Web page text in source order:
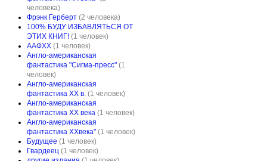
человека)
Фрэнк Герберт (2 человека)
100% БУДУ ИЗБАВЛЯТЬСЯ ОТ
ЭТИХ КНИГ! (1 человек)
ААФXX (1 человек)
Англо-американская
фантастика "Сигма-пресс" (1
человек)
Англо-американская
фантастика ХХ в. (1 человек)
Англо-американская
фантастика ХХ века (1 человек)
Англо-американская
фантастика ХХвека" (1 человек)
Будущее (1 человек)
Гвардеец (1 человек)